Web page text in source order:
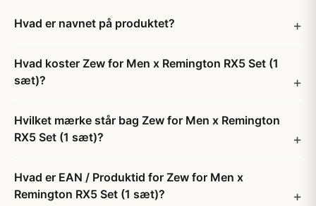
Hvad er navnet på produktet?
Hvad koster Zew for Men x Remington RX5 Set (1
sæt)?
Hvilket mærke står bag Zew for Men x Remington
RX5 Set (1 sæt)?
Hvad er EAN / Produktid for Zew for Men x
Remington RX5 Set (1 sæt)?